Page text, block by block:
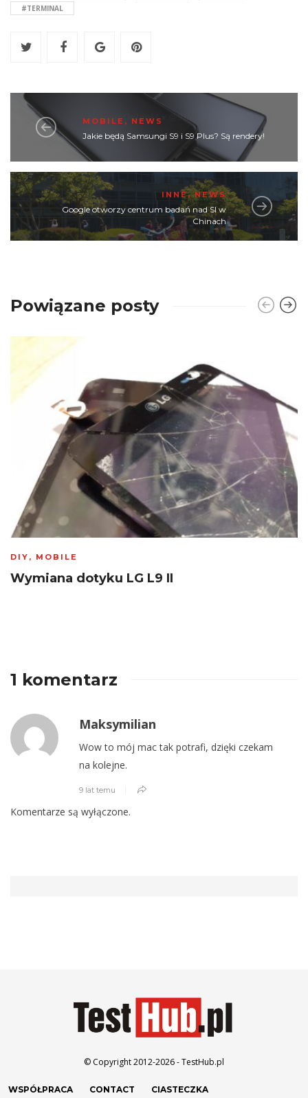
#TERMINAL
MOBILE , NEWS
Jakie będą Samsungi S9 i S9 Plus? Są rendery!
INNE,NEWS
Google otworzy centrum badań nad SI w
Chinach
Powiązane posty
DIY , MOBILE
Wymiana dotyku LG L9 II
1 komentarz
Maksymilian
Wow to mój mac tak potrafi, dzięki czekam
na kolejne.
9 lat temu
Komentarze są wyłączone.
© Copyright 2012-2026 - TestHub.pl
WSPÓŁPRACA CONTACT CIASTECZKA